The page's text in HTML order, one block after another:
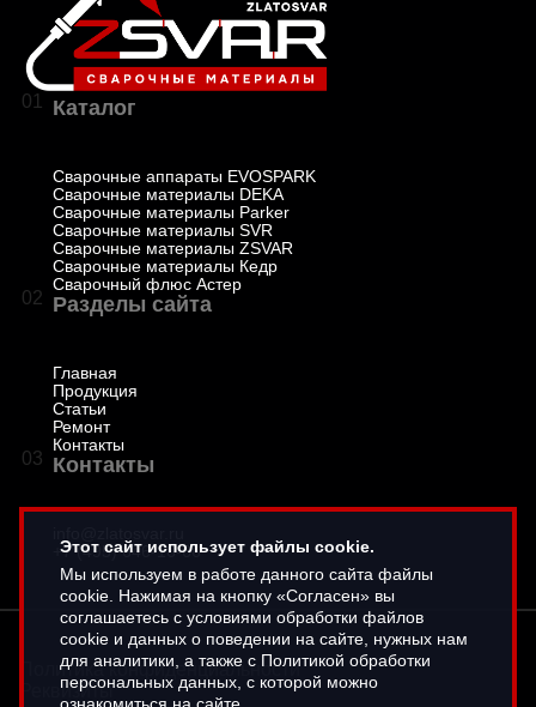
01 Каталог
Сварочные аппараты EVOSPARK
Сварочные материалы DEKA
Сварочные материалы Parker
Сварочные материалы SVR
Сварочные материалы ZSVAR
Сварочные материалы Кедр
Сварочный флюс Астер
02 Разделы сайта
Главная
Продукция
Статьи
Ремонт
Контакты
03 Контакты
+7 (495) 646-16-66
Политика конфиденциальности
Реквизиты
Этот сайт использует файлы cookie.
Мы используем в работе данного сайта файлы
cookie. Нажимая на кнопку «Согласен» вы
соглашаетесь с условиями обработки файлов
cookie и данных о поведении на сайте, нужных нам
для аналитики, а также с Политикой обработки
персональных данных, с которой можно